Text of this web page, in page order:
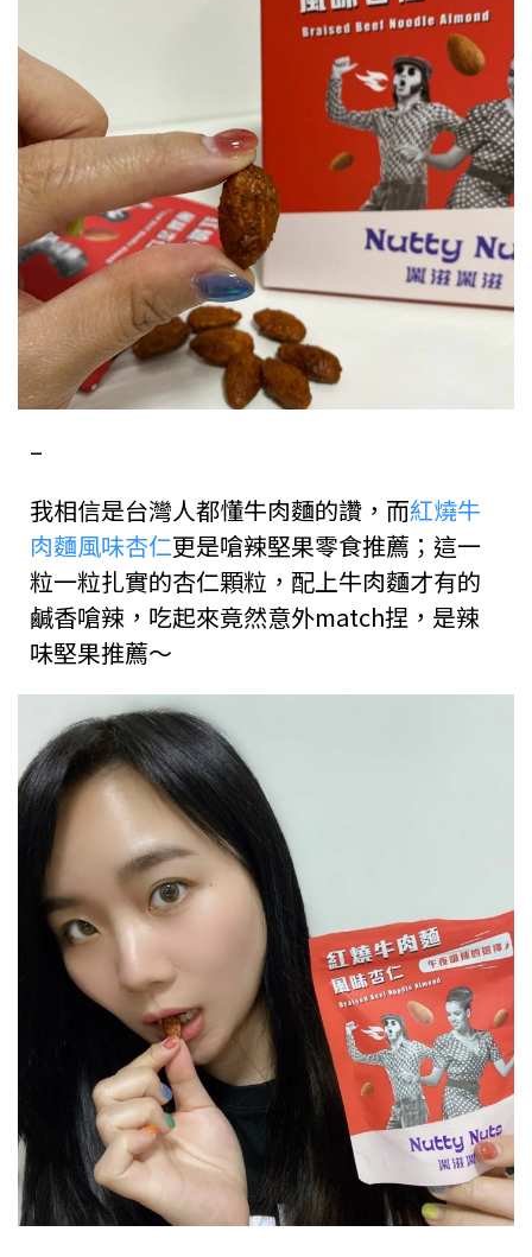
–
我相信是台灣人都懂牛肉麵的讚，而紅燒牛
肉麵風味杏仁更是嗆辣堅果零食推薦；這一
粒一粒扎實的杏仁顆粒，配上牛肉麵才有的
鹹香嗆辣，吃起來竟然意外match捏，是辣
味堅果推薦～